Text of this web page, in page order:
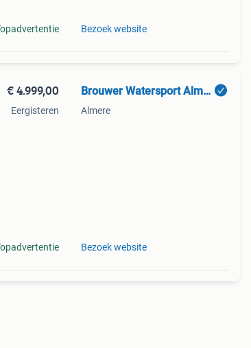
Bezoek website
€ 4.999,00
Eergisteren
Brouwer Watersport Almere
Almere
Bezoek website